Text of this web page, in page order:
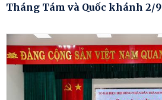
Tháng Tám và Quốc khánh 2/9